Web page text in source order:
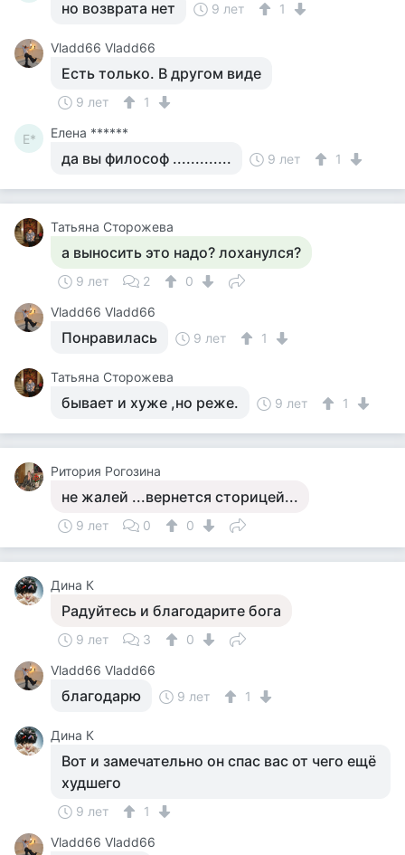
но возврата нет 9 лет 1
Vladd66 Vladd66
Есть только. В другом виде
9 лет 1
Е* Елена ******
да вы философ ............. 9 лет 1
Татьяна Сторожева
а выносить это надо? лоханулся?
9 лет 2
0
Vladd66 Vladd66
Понравилась 9 лет 1
Татьяна Сторожева
бывает и хуже ,но реже. 9 лет 1
Ритория Рогозина
не жалей ...вернется сторицей...
9 лет 0 0
Дина К
Радуйтесь и благодарите бога
9 лет 3
0
Vladd66 Vladd66
благодарю 9 лет 1
Дина К
Вот и замечательно он спас вас от чего ещё
худшего
9 лет
1
Vladd66 Vladd66